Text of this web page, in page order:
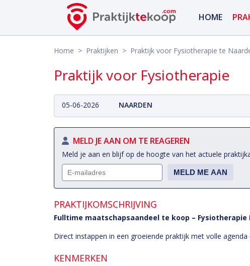
HOME
Home > Praktijken > Praktijk voor Fysiotherapie te
Praktijk voor Fysiotherapie
05-06-2026 NAARDEN
MELD JE AAN OM TE REAGEREN
Meld je aan en blijf op de hoogte van het actuele
PRAKTIJKOMSCHRIJVING
Fulltime maatschapsaandeel te koop – Fysiotherapie
Direct instappen in een groeiende praktijk met volle
KENMERKEN